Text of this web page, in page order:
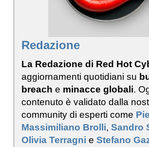
Redazione
La Redazione di Red Hot
aggiornamenti quotidiani su
breach e minacce globali.
contenuto è validato dalla
community di esperti come
Massimiliano Brolli, Sandro
Olivia Terragni e Stefano